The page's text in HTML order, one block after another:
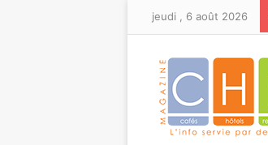
jeudi , 6 août 2026